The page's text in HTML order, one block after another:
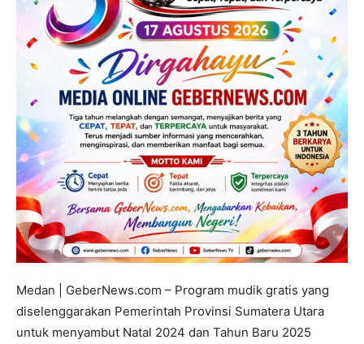
Medan | GeberNews.com – Program mudik gratis yang
diselenggarakan Pemerintah Provinsi Sumatera Utara
untuk menyambut Natal 2024 dan Tahun Baru 2025